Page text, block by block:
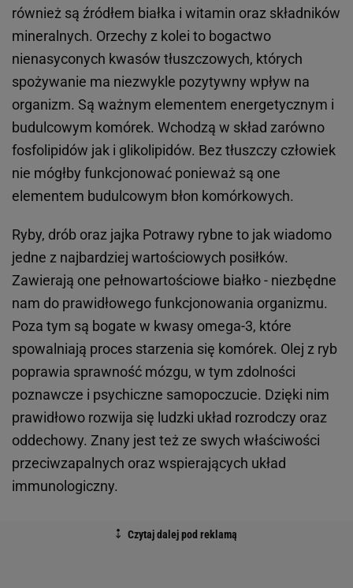
również są źródłem białka i witamin oraz składników
mineralnych. Orzechy z kolei to bogactwo
nienasyconych kwasów tłuszczowych, których
spożywanie ma niezwykle pozytywny wpływ na
organizm. Są ważnym elementem energetycznym i
budulcowym komórek. Wchodzą w skład zarówno
fosfolipidów jak i glikolipidów. Bez tłuszczy człowiek
nie mógłby funkcjonować ponieważ są one
elementem budulcowym błon komórkowych.
Ryby, drób oraz jajka Potrawy rybne to jak wiadomo
jedne z najbardziej wartościowych posiłków.
Zawierają one pełnowartościowe białko - niezbędne
nam do prawidłowego funkcjonowania organizmu.
Poza tym są bogate w kwasy omega-3, które
spowalniają proces starzenia się komórek. Olej z ryb
poprawia sprawność mózgu, w tym zdolności
poznawcze i psychiczne samopoczucie. Dzięki nim
prawidłowo rozwija się ludzki układ rozrodczy oraz
oddechowy. Znany jest też ze swych właściwości
przeciwzapalnych oraz wspierających układ
immunologiczny.